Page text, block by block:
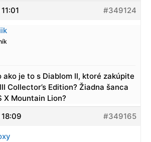
#349124
je to s Diablom II, ktoré zakúpite
Collector’s Edition? Žiadna šanca
X Mountain Lion?
#349165